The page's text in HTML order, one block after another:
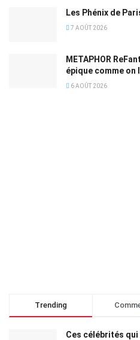
Les Phénix de
7 AOÛT 2026
METAPHOR
épique comme on
6 AOÛT 2026
Trending
Ces célébrités